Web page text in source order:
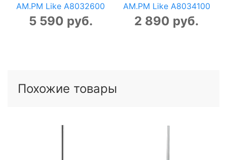
AM.PM Like A8032600
5 590 руб.
AM.PM Like A8034100
2 890 руб.
Похожие товары